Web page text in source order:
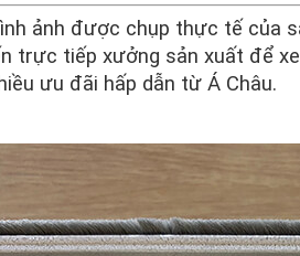
ảnh được chụp thực tế của
trực tiếp xưởng sản xuất để
ưu đãi hấp dẫn từ Á Châu.